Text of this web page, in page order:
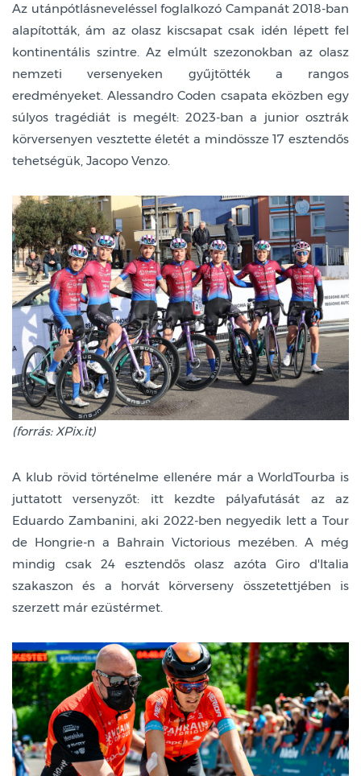
Az utánpótlásneveléssel foglalkozó Campanát 2018-ban
alapították, ám az olasz kiscsapat csak idén lépett fel
kontinentális szintre. Az elmúlt szezonokban az olasz
nemzeti versenyeken gyűjtötték a rangos
eredményeket. Alessandro Coden csapata eközben egy
súlyos tragédiát is megélt: 2023-ban a junior osztrák
körversenyen vesztette életét a mindössze 17 esztendős
tehetségük, Jacopo Venzo.
(forrás: XPix.it)
A klub rövid történelme ellenére már a WorldTourba is
juttatott versenyzőt: itt kezdte pályafutását az az
Eduardo Zambanini, aki 2022-ben negyedik lett a Tour
de Hongrie-n a Bahrain Victorious mezében. A még
mindig csak 24 esztendős olasz azóta Giro d'Italia
szakaszon és a horvát körverseny összetettjében is
szerzett már ezüstérmet.